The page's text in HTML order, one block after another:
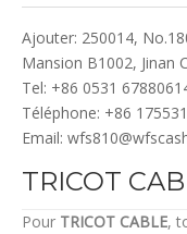
Ajouter: 250014,
Mansion B1002, Jinan
Tel: +86 0531
Téléphone: +86
Email:
TRICOT
Pour TRICOT CABLE,